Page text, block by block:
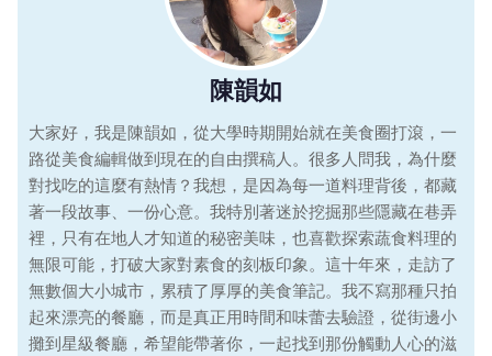
陳韻如
大家好，我是陳韻如，從大學時期開始就在美食圈打滾，一
路從美食編輯做到現在的自由撰稿人。很多人問我，為什麼
對找吃的這麼有熱情？我想，是因為每一道料理背後，都藏
著一段故事、一份心意。我特別著迷於挖掘那些隱藏在巷弄
裡，只有在地人才知道的秘密美味，也喜歡探索蔬食料理的
無限可能，打破大家對素食的刻板印象。這十年來，走訪了
無數個大小城市，累積了厚厚的美食筆記。我不寫那種只拍
起來漂亮的餐廳，而是真正用時間和味蕾去驗證，從街邊小
攤到星級餐廳，希望能帶著你，一起找到那份觸動人心的滋